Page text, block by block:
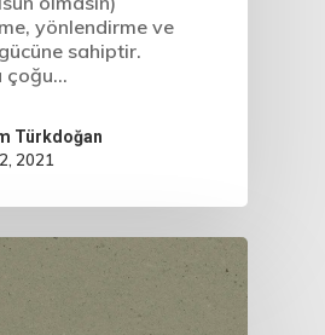
yönlendirme ve
sahiptir.
çoğu…
Türkdoğan
2021